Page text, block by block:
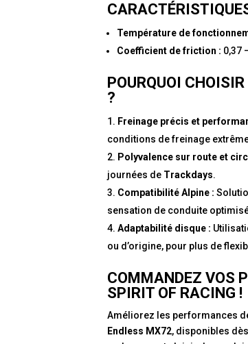
Température de
Coefficient de friction : 0,37
POURQUOI
?
Freinage précis et
conditions de freinage
Polyvalence sur route et
journées de Trackdays.
Compatibilité Alpine :
sensation de conduite
Adaptabilité disque :
ou d’origine, pour plus de
COMMANDEZ VOS
SPIRIT OF RACING !
Améliorez les performances
Endless MX72, disponibles